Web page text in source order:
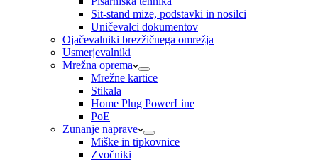
Sit-stand mize, podstavki in nosilci
Uničevalci dokumentov
Ojačevalniki brezžičnega omrežja
Usmerjevalniki
Mrežna oprema
Mrežne kartice
Stikala
Home Plug PowerLine
PoE
Zunanje naprave
Miške in tipkovnice
Zvočniki